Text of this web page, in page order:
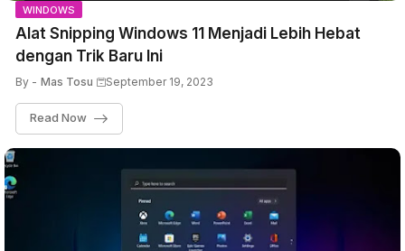
WINDOWS
Alat Snipping Windows 11 Menjadi Lebih Hebat
dengan Trik Baru Ini
By - Mas Tosu September 19, 2023
Read Now